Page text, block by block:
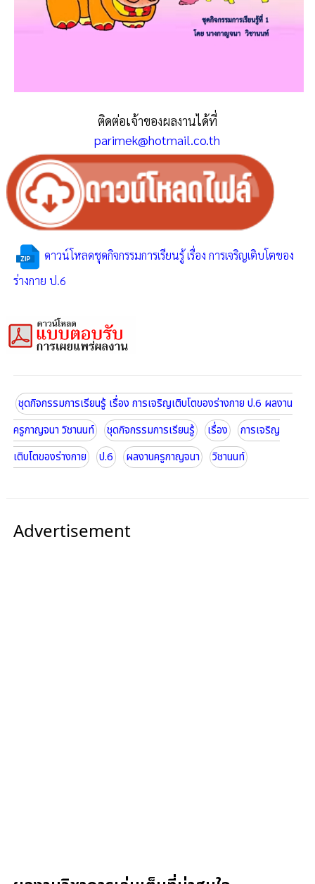
ติดต่อเจ้าของผลงานได้ที่
parimek@hotmail.co.th
ดาวน์โหลดชุดกิจกรรมการเรียนรู้ เรื่อง การเจริญเติบโตของ
ร่างกาย ป.6
ชุดกิจกรรมการเรียนรู้ เรื่อง การเจริญเติบโตของร่างกาย ป.6 ผลงาน
ครูกาญจนา วิชานนท์
ชุดกิจกรรมการเรียนรู้ เรื่อง
การเจริญ
เติบโตของร่างกาย
ป.6 ผลงานครูกาญจนา วิชานนท์
Advertisement